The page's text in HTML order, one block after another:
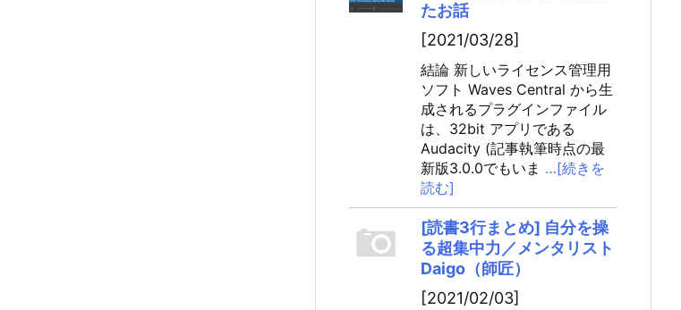
たお話
[2021/03/28]
結論 新しいライセンス管理用
ソフト Waves Central から生
成されるプラグインファイル
は、32bit アプリである
Audacity (記事執筆時点の最
新版3.0.0でもいま …[続きを
読む]
[読書3行まとめ] 自分を操
る超集中力／メンタリスト
Daigo（師匠）
[2021/02/03]